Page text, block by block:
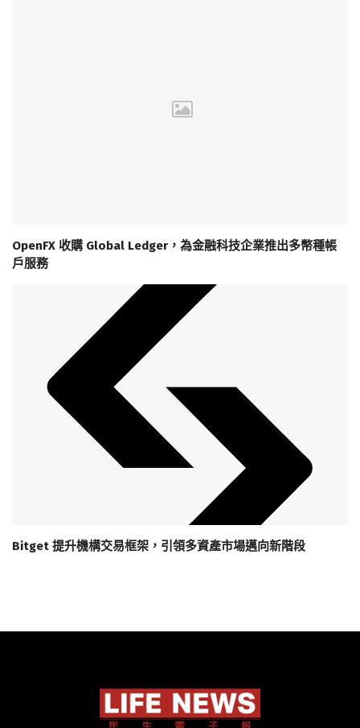
OpenFX 收購 Global Ledger，為金融科技企業推出多幣種帳
戶服務
Bitget 提升機構交易框架，引領多資產市場邁向新階段